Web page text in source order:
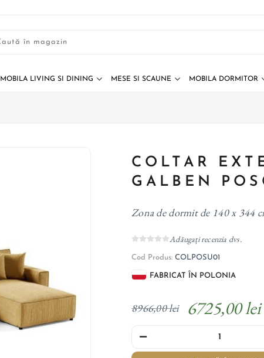
MOBILA LIVING SI DINING MESE SI SCAUNE MOBILA DORMITOR
COLTAR
GALBEN
Zona de dormit de 140 x 344
Adăugați recenzia dvs.
Cod Produs: COLPOSU01
FABRICAT ÎN POLONIA
8966,00 lei 6725,00 lei